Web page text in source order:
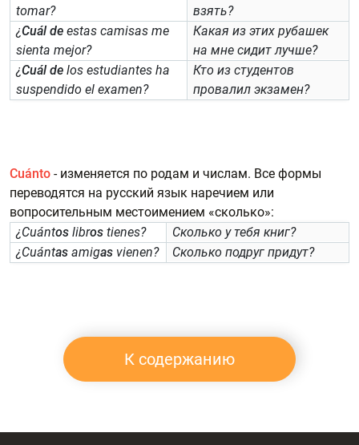
tomar?
взять?
¿Cuál de estas camisas me
sienta mejor?
Какая из этих рубашек
на мне сидит лучше?
¿Cuál de los estudiantes ha
suspendido el examen?
Кто из студентов
провалил экзамен?
Cuánto - изменяется по родам и числам. Все формы
переводятся на русский язык наречием или
вопросительным местоимением «сколько»:
¿Cuántos libros tienes?
Сколько у тебя книг?
¿Cuántas amigas vienen? Сколько подруг придут?
К содержанию